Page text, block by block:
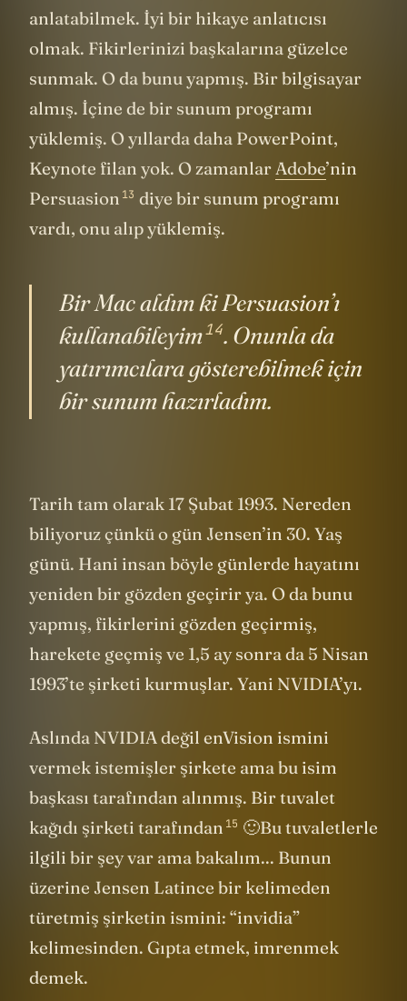
yetenek kazanmanız gerekiyor. Derdinizi
anlatabilmek. İyi bir hikaye anlatıcısı
olmak. Fikirlerinizi başkalarına güzelce
sunmak. O da bunu yapmış. Bir bilgisayar
almış. İçine de bir sunum programı
yüklemiş. O yıllarda daha PowerPoint,
Keynote filan yok. O zamanlarAdobe’nin
Persuasion 13 diye bir sunum programı
Bir Mac aldım ki Persuasion’ı
kullanabileyim14 . Onunla da
yatırımcılara gösterebilmek için
Tarih tam olarak 17 Şubat 1993. Nereden
biliyoruz çünkü o gün Jensen’in 30. Yaş
günü. Hani insan böyle günlerde hayatını
yeniden bir gözden geçirir ya. O da bunu
yapmış, fikirlerini gözden geçirmiş,
harekete geçmiş ve 1,5 ay sonra da 5 Nisan
Aslında NVIDIA değil enVision ismini
vermek istemişler şirkete ama bu isim
başkası tarafından alınmış. Bir tuvalet
kağıdı şirketitarafından15🙂Bu tuvaletlerle
ilgili bir şey var ama bakalım... Bunun
üzerine Jensen Latince bir kelimeden
türetmiş şirketin ismini: “invidia”
kelimesinden. Gıpta etmek, imrenmek